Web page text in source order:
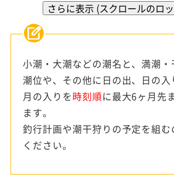
さらに表示 (スクロールのロ
小潮・大潮などの潮名と、満潮・
潮位や、その他に日の出、日の入
月の入りを時刻順に最大6ヶ月先
ます。
釣行計画や潮干狩りの予定を組む
ください。